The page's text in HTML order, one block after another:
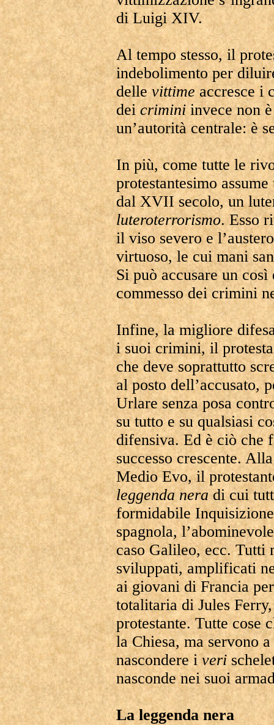
di Luigi XIV.
Al tempo stesso, il
indebolimento per
dellevittimeaccresce i
deicriminiinvece non
un’autorità centrale: è
In più, come tutte le
protestantesimo
dal XVII secolo, un
luteroterrorismo. Esso
il viso severo e
virtuoso, le cui mani
Si può accusare un
commesso dei crimini
Infine, la migliore
i suoi crimini, il
che deve soprattutto
al posto dell’accusato,
Urlare senza posa
su tutto e su qualsiasi
difensiva. Ed è ciò che
successo crescente.
Medio Evo, il
leggenda neradi cui
formidabile
spagnola,
caso Galileo, ecc.
sviluppati, amplificati
ai giovani di Francia
totalitaria di Jules
protestante. Tutte cose
la Chiesa, ma servono
nascondere iveri
nasconde nei suoi
La leggenda nera